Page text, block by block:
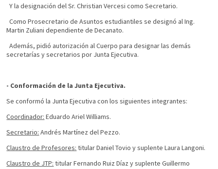
Y la designación del Sr. Christian Vercesi como Secretario.
Como Prosecretario de Asuntos estudiantiles se designó al Ing.
Martin Zuliani dependiente de Decanato.
Además, pidió autorización al Cuerpo para designar las demás
secretarías y secretarios por Junta Ejecutiva.
- Conformación de la Junta Ejecutiva.
Se conformó la Junta Ejecutiva con los siguientes integrantes:
Coordinador: Eduardo Ariel Williams.
Secretario: Andrés Martínez del Pezzo.
Claustro de Profesores: titular Daniel Tovio y suplente Laura Langoni.
Claustro de JTP: titular Fernando Ruiz Díaz y suplente Guillermo